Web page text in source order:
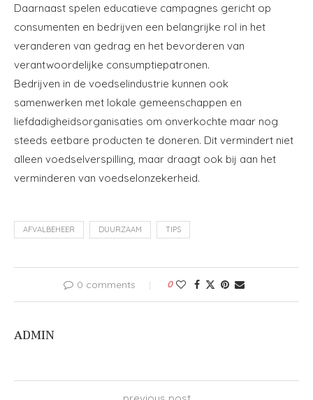
Daarnaast spelen educatieve campagnes gericht op
consumenten en bedrijven een belangrijke rol in het
veranderen van gedrag en het bevorderen van
verantwoordelijke consumptiepatronen.
Bedrijven in de voedselindustrie kunnen ook
samenwerken met lokale gemeenschappen en
liefdadigheidsorganisaties om onverkochte maar nog
steeds eetbare producten te doneren. Dit vermindert niet
alleen voedselverspilling, maar draagt ook bij aan het
verminderen van voedselonzekerheid.
AFVALBEHEER DUURZAAM TIPS
0 comments 0
ADMIN